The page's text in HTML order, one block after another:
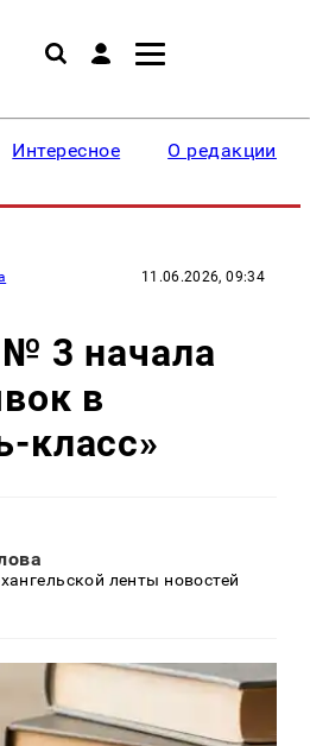
Интересное О редакции
11.06.2026, 09:34
3 начала
в
класс»
ленты новостей